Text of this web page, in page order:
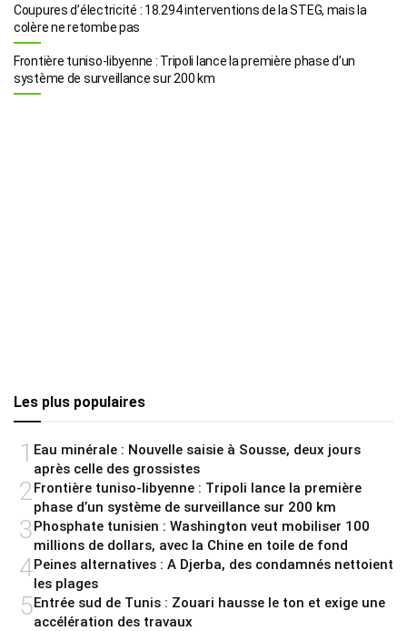
Coupures d’électricité : 18.294 interventions de la STEG, mais la
colère ne retombe pas
Frontière tuniso-libyenne : Tripoli lance la première phase d’un
système de surveillance sur 200 km
Les plus populaires
1 Eau minérale : Nouvelle saisie à Sousse, deux jours
après celle des grossistes
2Frontière tuniso-libyenne : Tripoli lance la première
phase d’un système de surveillance sur 200 km
3Phosphate tunisien : Washington veut mobiliser 100
millions de dollars, avec la Chine en toile de fond
4Peines alternatives : A Djerba, des condamnés nettoient
les plages
5Entrée sud de Tunis : Zouari hausse le ton et exige une
accélération des travaux